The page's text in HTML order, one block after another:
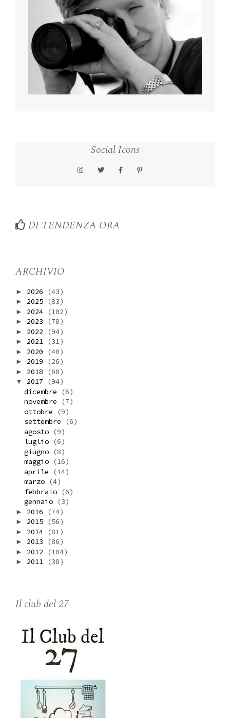
Social Icons
DI TENDENZA ORA
ARCHIVIO
► 2026 (43)
► 2025 (83)
► 2024 (102)
► 2023 (78)
► 2022 (94)
► 2021 (31)
► 2020 (40)
► 2019 (26)
► 2018 (60)
▼ 2017
(94)
dicembre
(6)
novembre
(7)
ottobre
(9)
settembre
(6)
agosto (9)
luglio (6)
giugno (8)
maggio (16)
aprile
(14)
marzo (4)
febbraio (6)
gennaio (3)
► 2016 (74)
► 2015 (56)
► 2014 (81)
► 2013 (86)
► 2012 (104)
► 2011 (38)
Il club del 27